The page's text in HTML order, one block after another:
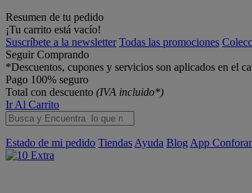
Resumen de tu pedido
¡Tu carrito está vacío!
Suscríbete a la newsletter Todas las promociones
Seguir Comprando
*Descuentos, cupones y servicios son aplicados en el
Pago 100% seguro
Total con descuento (IVA incluido*)
Ir Al Carrito
Estado de mi pedido Tiendas Ayuda Blog App